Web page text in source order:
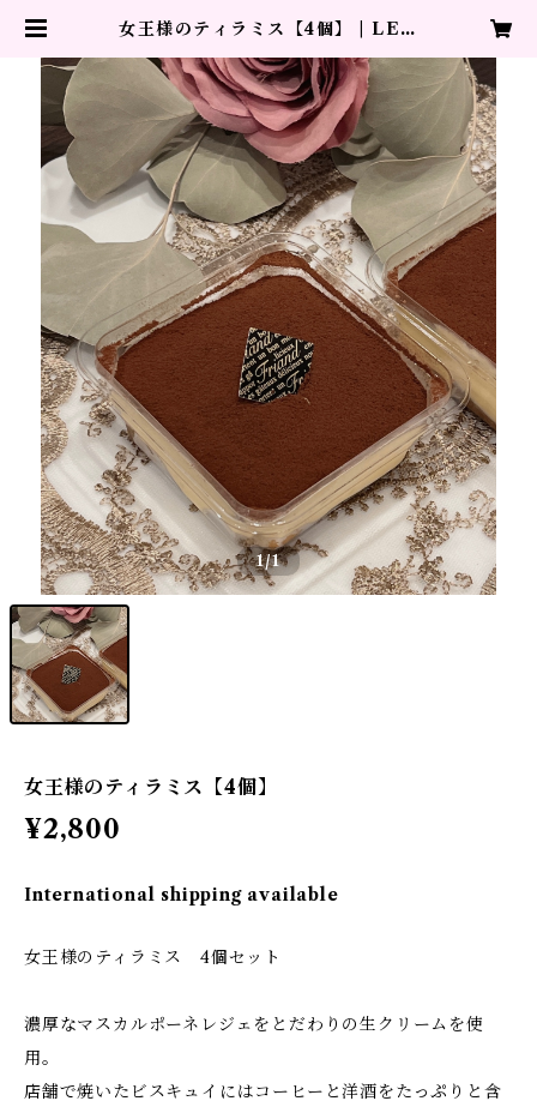
女王様のティラミス【4個】 | LEO
1/1
女王様のティラミス【4個】
¥2,800
International shipping available
女王様のティラミス 4個セット
濃厚なマスカルポーネレジェをとだわりの生クリームを使
用。
店舗で焼いたビスキュイにはコーヒーと洋酒をたっぷりと含